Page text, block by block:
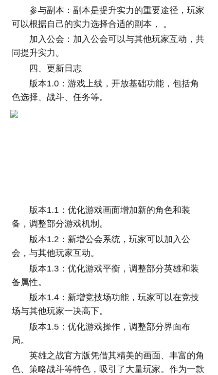
参与副本：副本是提升实力的重要途径，玩家
可以根据自己的实力选择合适的副本， 。
加入公会：加入公会可以与其他玩家互动，共
同提升实力。
四、更新日志
版本1.0：游戏上线，开放基础功能，包括角
色选择、战斗、任务等。
版本1.1：优化游戏画面增加新的角色和装
备，调整部分游戏机制。
版本1.2：新增公会系统，玩家可以加入公
会，与其他玩家互动。
版本1.3：优化游戏平衡，调整部分英雄和装
备属性。
版本1.4：新增竞技场功能，玩家可以在竞技
场与其他玩家一决高下。
版本1.5：优化游戏操作，调整部分界面布
局。
英雄之战官方版凭借其精美的画面、丰富的角
色、策略战斗等特色，吸引了大量玩家。作为一款